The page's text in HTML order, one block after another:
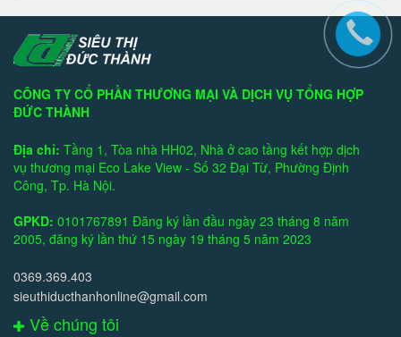
CÔNG TY CỔ PHẦN THƯƠNG MẠI VÀ DỊCH VỤ TỔNG HỢP
ĐỨC THÀNH
Địa chỉ: Tầng 1, Tòa nhà HH02, Nhà ở cao tầng kết hợp dịch
vụ thương mại Eco Lake View - Số 32 Đại Từ, Phường Định
Công, Tp. Hà Nội.
GPKD: 0101767891 Đăng ký lần đầu ngày 23 tháng 8 năm
2005, đăng ký lần thứ 15 ngày 19 tháng 5 năm 2023
0369.369.403
sieuthiducthanhonline@gmail.com
Về chúng tôi